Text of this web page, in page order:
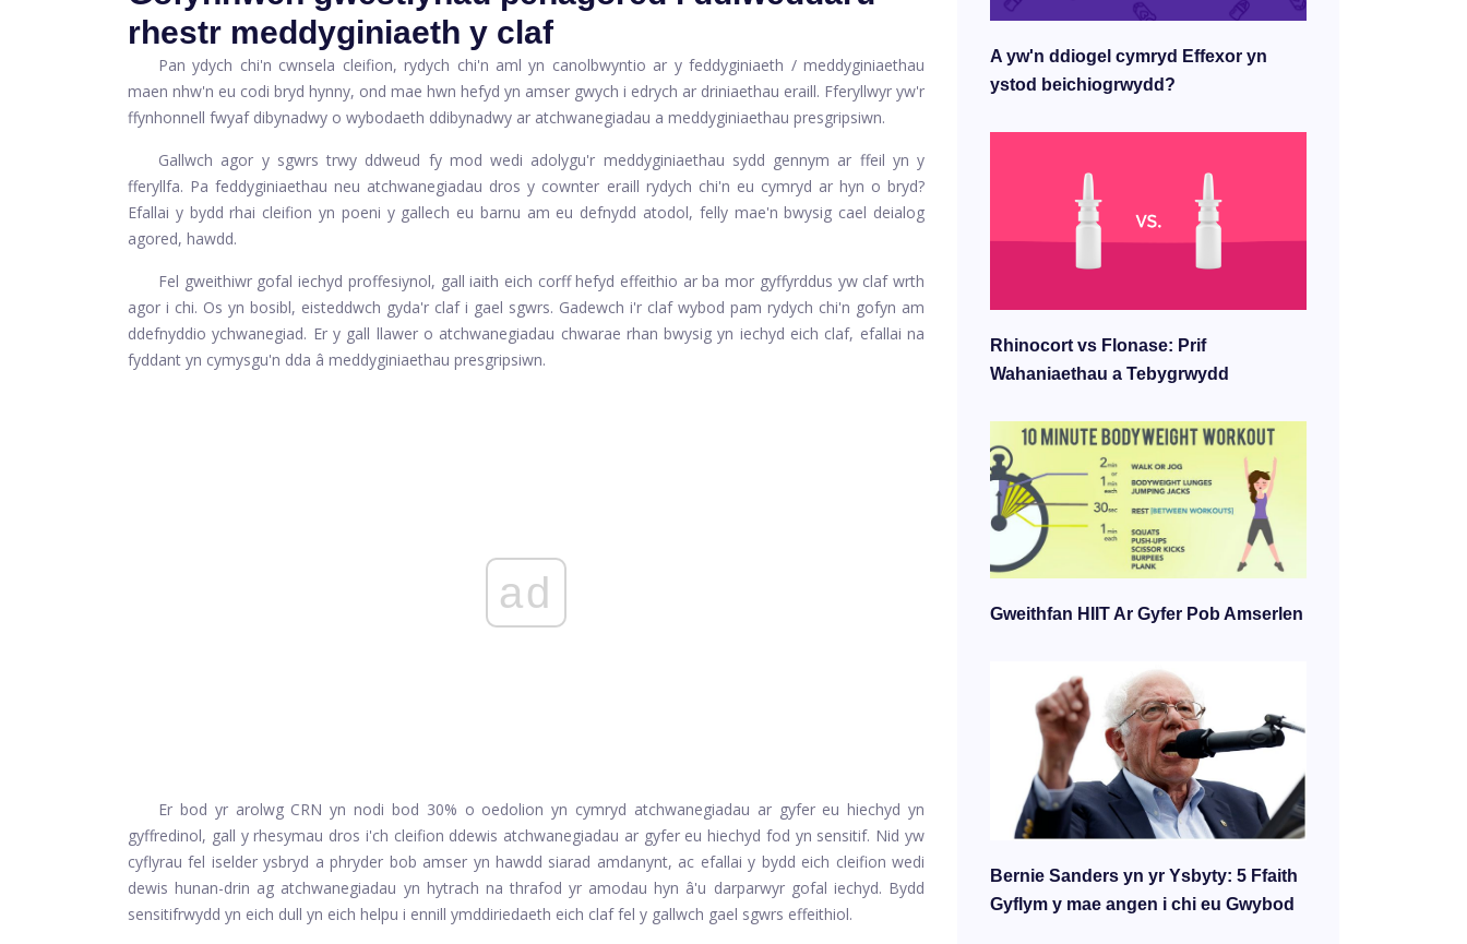
rhestr meddyginiaeth y claf
Pan ydych chi'n cwnsela cleifion, rydych chi'n aml yn canolbwyntio ar y feddyginiaeth / meddyginiaethau
maen nhw'n eu codi bryd hynny, ond mae hwn hefyd yn amser gwych i edrych ar driniaethau eraill. Fferyllwyr yw'r
ffynhonnell fwyaf dibynadwy o wybodaeth ddibynadwy ar atchwanegiadau a meddyginiaethau presgripsiwn.
Gallwch agor y sgwrs trwy ddweud fy mod wedi adolygu'r meddyginiaethau sydd gennym ar ffeil yn y
fferyllfa. Pa feddyginiaethau neu atchwanegiadau dros y cownter eraill rydych chi'n eu cymryd ar hyn o bryd?
Efallai y bydd rhai cleifion yn poeni y gallech eu barnu am eu defnydd atodol, felly mae'n bwysig cael deialog
agored, hawdd.
Fel gweithiwr gofal iechyd proffesiynol, gall iaith eich corff hefyd effeithio ar ba mor gyffyrddus yw claf wrth
agor i chi. Os yn bosibl, eisteddwch gyda'r claf i gael sgwrs. Gadewch i'r claf wybod pam rydych chi'n gofyn am
ddefnyddio ychwanegiad. Er y gall llawer o atchwanegiadau chwarae rhan bwysig yn iechyd eich claf, efallai na
fyddant yn cymysgu'n dda â meddyginiaethau presgripsiwn.
ad
Er bod yr arolwg CRN yn nodi bod 30% o oedolion yn cymryd atchwanegiadau ar gyfer eu hiechyd yn
gyffredinol, gall y rhesymau dros i'ch cleifion ddewis atchwanegiadau ar gyfer eu hiechyd fod yn sensitif. Nid yw
cyflyrau fel iselder ysbryd a phryder bob amser yn hawdd siarad amdanynt, ac efallai y bydd eich cleifion wedi
dewis hunan-drin ag atchwanegiadau yn hytrach na thrafod yr amodau hyn â'u darparwyr gofal iechyd. Bydd
sensitifrwydd yn eich dull yn eich helpu i ennill ymddiriedaeth eich claf fel y gallwch gael sgwrs effeithiol.
A yw'n ddiogel cymryd Effexor yn
ystod beichiogrwydd?
Rhinocort vs Flonase: Prif
Wahaniaethau a Tebygrwydd
Gweithfan HIIT Ar Gyfer Pob Amserlen
Bernie Sanders yn yr Ysbyty: 5 Ffaith
Gyflym y mae angen i chi eu Gwybod